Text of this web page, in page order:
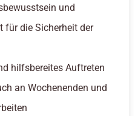
und
für die Sicherheit der
hilfsbereites Auftreten
an Wochenenden und